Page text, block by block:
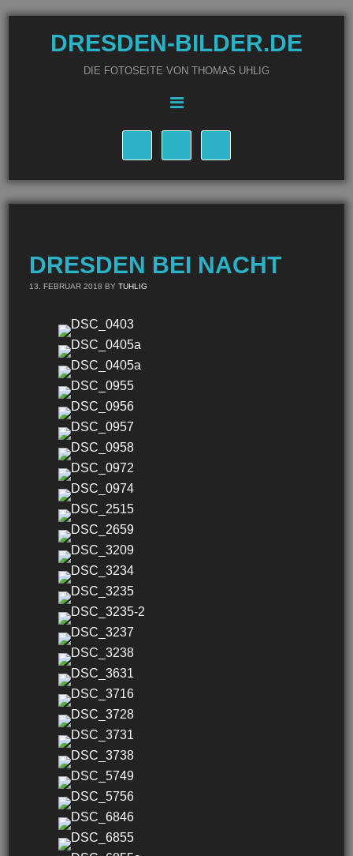
DRESDEN-BILDER.DE
DIE FOTOSEITE VON THOMAS UHLIG
DRESDEN BEI NACHT
13. FEBRUAR 2018 BYTUHLIG